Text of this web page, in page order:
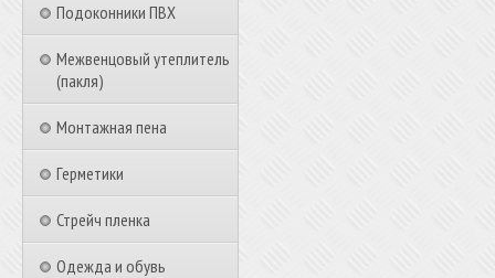
Подоконники ПВХ
Межвенцовый утеплитель
(пакля)
Монтажная пена
Герметики
Стрейч пленка
Одежда и обувь